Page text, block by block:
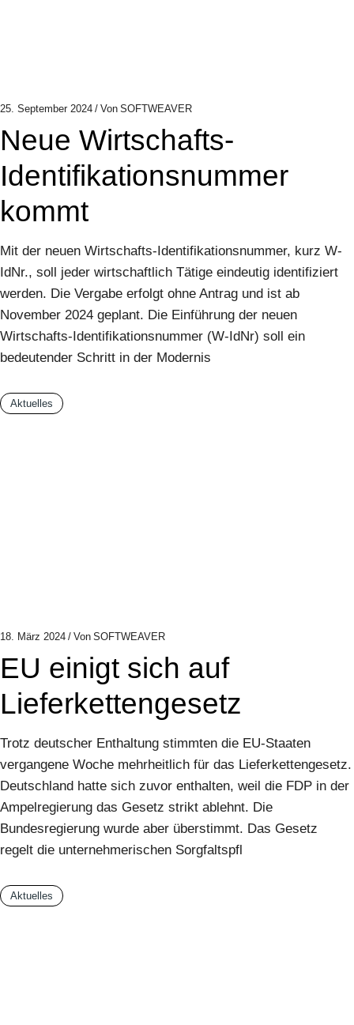
25. September 2024 Von SOFTWEAVER
Neue Wirtschafts-
Identifikationsnummer
kommt
Mit der neuen Wirtschafts-Identifikationsnummer, kurz W-
IdNr., soll jeder wirtschaftlich Tätige eindeutig identifiziert
werden. Die Vergabe erfolgt ohne Antrag und ist ab
November 2024 geplant. Die Einführung der neuen
Wirtschafts-Identifikationsnummer (W-IdNr) soll ein
bedeutender Schritt in der Modernis
Aktuelles
18. März 2024 Von SOFTWEAVER
EU einigt sich auf
Lieferkettengesetz
Trotz deutscher Enthaltung stimmten die EU-Staaten
vergangene Woche mehrheitlich für das Lieferkettengesetz.
Deutschland hatte sich zuvor enthalten, weil die FDP in der
Ampelregierung das Gesetz strikt ablehnt. Die
Bundesregierung wurde aber überstimmt. Das Gesetz
regelt die unternehmerischen Sorgfaltspfl
Aktuelles